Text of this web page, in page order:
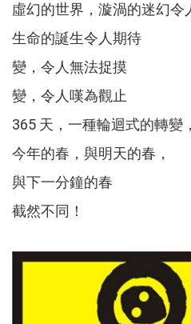
虛幻的世界，漩渦的迷幻令
生命的誕生令人期待
變，令人無法捉摸
變，令人嘆為觀止
365 天，一種輪迴式的轉變
今年的春，與明天的春，
與下一分鐘的春
截然不同！